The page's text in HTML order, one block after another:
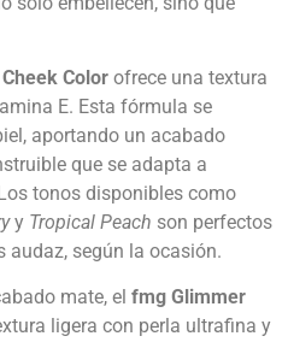
Color ofrece una textura
E. Esta fórmula se
aportando un acabado
que se adapta a
tonos disponibles como
y Tropical Peach son perfectos
audaz, según la ocasión.
mate, el fmg Glimmer
ligera con perla ultrafina y